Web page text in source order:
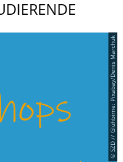
© SZD // Glühbirne: Pixabay/Denis Marchuk